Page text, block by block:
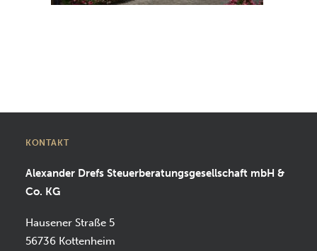
KONTAKT
Alexander Drefs Steuerberatungsgesellschaft mbH &
Co. KG
Hausener Straße 5
56736 Kottenheim